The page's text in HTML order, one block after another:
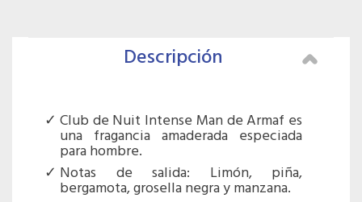
Descripción
Club de Nuit Intense Man de Armaf es
una fragancia amaderada especiada
para hombre.
Notas de salida: Limón, piña,
bergamota, grosella negra y manzana.